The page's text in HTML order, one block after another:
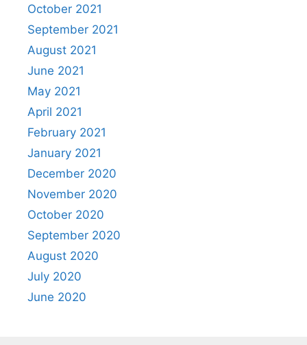
October 2021
September 2021
August 2021
June 2021
May 2021
April 2021
February 2021
January 2021
December 2020
November 2020
October 2020
September 2020
August 2020
July 2020
June 2020